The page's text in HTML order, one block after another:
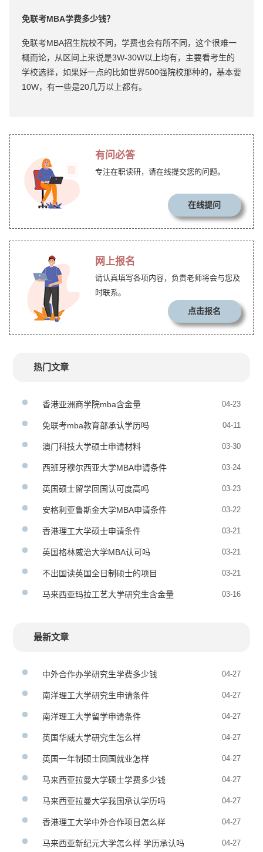
免联考MBA学费多少钱？
免联考MBA招生院校不同，学费也会有所不同，这个很难一
概而论，从区间上来说是3W-30W以上均有，主要看考生的
学校选择，如果好一点的比如世界500强院校那种的，基本要
10W，有一些是20几万以上都有。
有问必答
专注在职读研，请在线提交您的问题。
在线提问
网上报名
请认真填写各项内容，负责老师将会与您及
时联系。
点击报名
热门文章
香港亚洲商学院mba含金量 04-23
免联考mba教育部承认学历吗 04-11
澳门科技大学硕士申请材料 03-30
西班牙穆尔西亚大学MBA申请条件 03-24
英国硕士留学回国认可度高吗 03-23
安格利亚鲁斯金大学MBA申请条件 03-22
香港理工大学硕士申请条件 03-21
英国格林威治大学MBA认可吗 03-21
不出国读英国全日制硕士的项目 03-21
马来西亚玛拉工艺大学研究生含金量 03-16
最新文章
中外合作办学研究生学费多少钱 04-27
南洋理工大学研究生申请条件 04-27
南洋理工大学留学申请条件 04-27
英国华威大学研究生怎么样 04-27
英国一年制硕士回国就业怎样 04-27
马来西亚拉曼大学硕士学费多少钱 04-27
马来西亚拉曼大学我国承认学历吗 04-27
香港理工大学中外合作项目怎么样 04-27
马来西亚新纪元大学怎么样 学历承认吗 04-27